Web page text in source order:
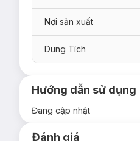
Nơi sản xuất
Dung Tích
Hướng dẫn sử dụng
Đang cập nhật
Đánh giá